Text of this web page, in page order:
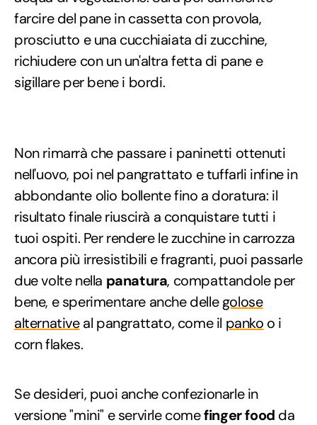
farcire del pane in cassetta con provola,
prosciutto e una cucchiaiata di zucchine,
richiudere con un un'altra fetta di pane e
sigillare per bene i bordi.
Non rimarrà che passare i paninetti ottenuti
nell'uovo, poi nel pangrattato e tuffarli infine in
abbondante olio bollente fino a doratura: il
risultato finale riuscirà a conquistare tutti i
tuoi ospiti. Per rendere le zucchine in carrozza
ancora più irresistibili e fragranti, puoi passarle
due volte nella panatura, compattandole per
bene, e sperimentare anche dellegolose
alternativeal pangrattato, come il panko o i
corn flakes.
Se desideri, puoi anche confezionarle in
versione "mini" e servirle comefinger food da